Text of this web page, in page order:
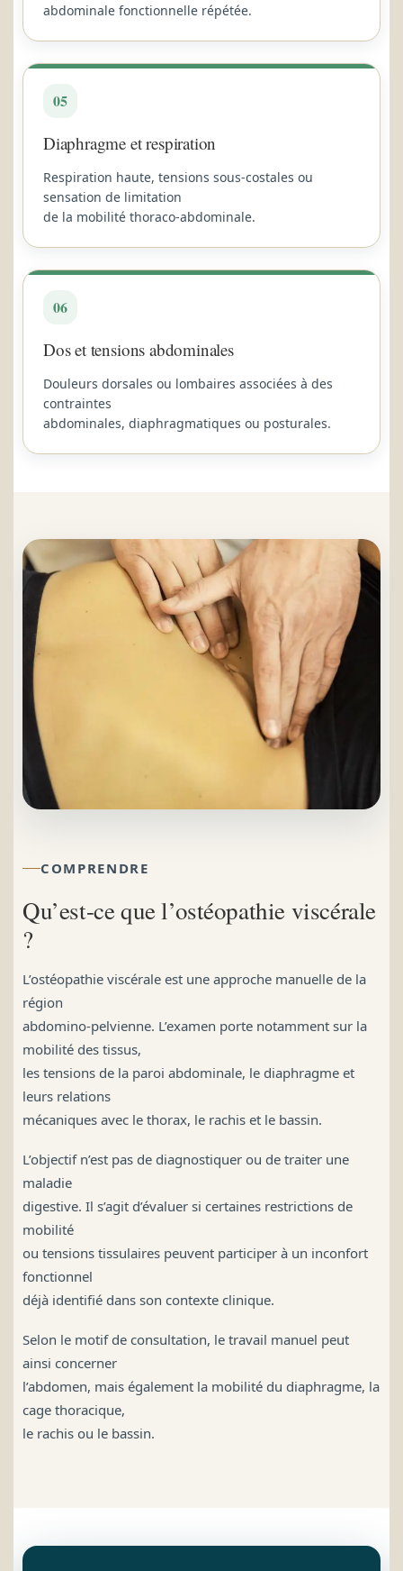
abdominale fonctionnelle répétée.
05
Diaphragme et respiration
Respiration haute, tensions sous-costales ou
sensation de limitation
de la mobilité thoraco-abdominale.
06
Dos et tensions abdominales
Douleurs dorsales ou lombaires associées à des
contraintes
abdominales, diaphragmatiques ou posturales.
COMPRENDRE
Qu’est-ce que l’ostéopathie viscérale
?
L’ostéopathie viscérale est une approche manuelle de la
région
abdomino-pelvienne. L’examen porte notamment sur la
mobilité des tissus,
les tensions de la paroi abdominale, le diaphragme et
leurs relations
mécaniques avec le thorax, le rachis et le bassin.
L’objectif n’est pas de diagnostiquer ou de traiter une
maladie
digestive. Il s’agit d’évaluer si certaines restrictions de
mobilité
ou tensions tissulaires peuvent participer à un inconfort
fonctionnel
déjà identifié dans son contexte clinique.
Selon le motif de consultation, le travail manuel peut
ainsi concerner
l’abdomen, mais également la mobilité du diaphragme, la
cage thoracique,
le rachis ou le bassin.